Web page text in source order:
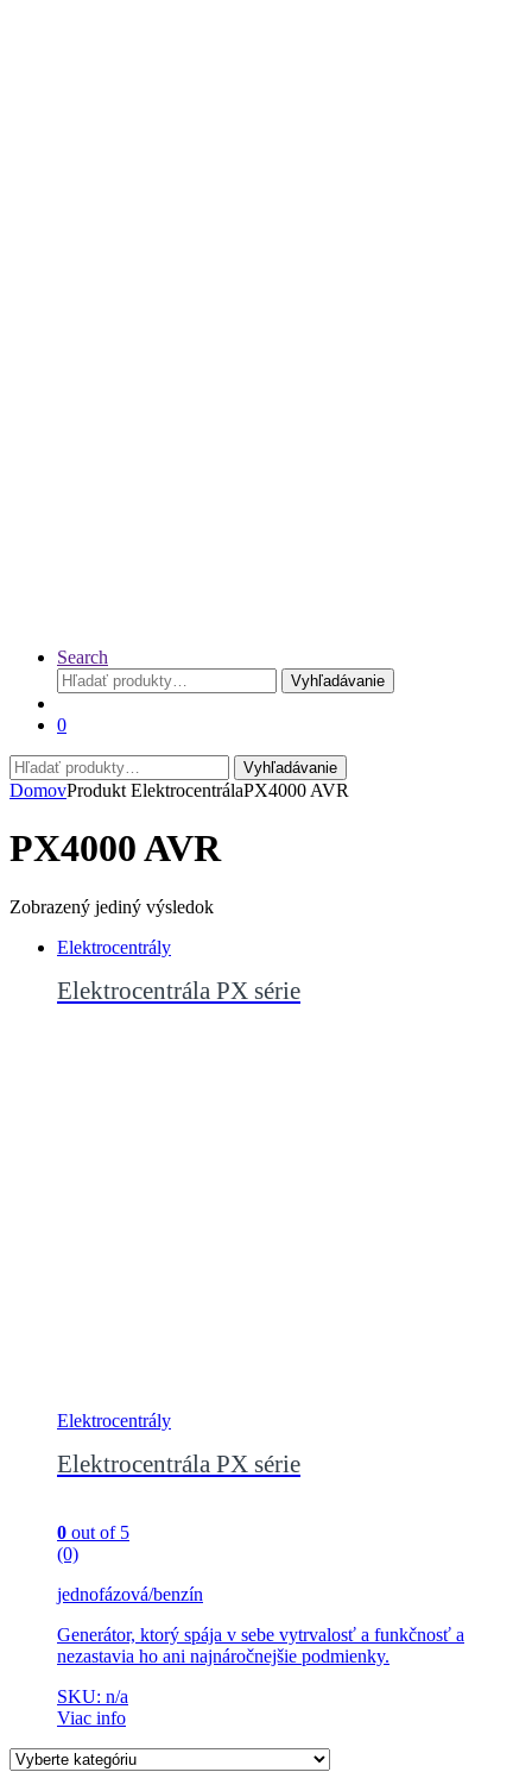
Search
Hľadať:
Vyhľadávanie
0
Hľadať:
Vyhľadávanie
DomovProdukt ElektrocentrálaPX4000 AVR
PX4000 AVR
Zobrazený jediný výsledok
Elektrocentrály
Elektrocentrála PX série
Elektrocentrály
Elektrocentrála PX série
0 out of 5
(0)
jednofázová/benzín
Generátor, ktorý spája v sebe vytrvalosť a funkčnosť a
nezastavia ho ani najnáročnejšie podmienky.
SKU: n/a
Viac info